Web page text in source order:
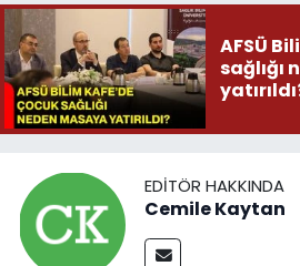
AFSÜ
sağlığı
EDITÖR HAKKINDA
Cemile Kaytan